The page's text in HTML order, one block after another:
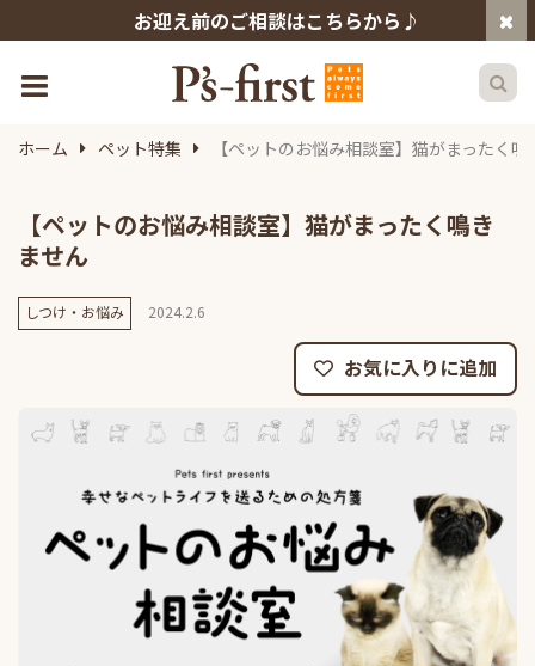
お迎え前のご相談はこちらから♪
ホーム ペット特集 【ペットのお悩み相談室】猫がまったく
【ペットのお悩み相談室】猫がまったく鳴き
ません
しつけ・お悩み 2024.2.6
お気に入りに追加